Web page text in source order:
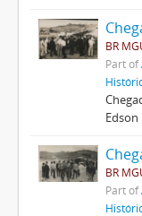
BR
Part of
BR
Part of